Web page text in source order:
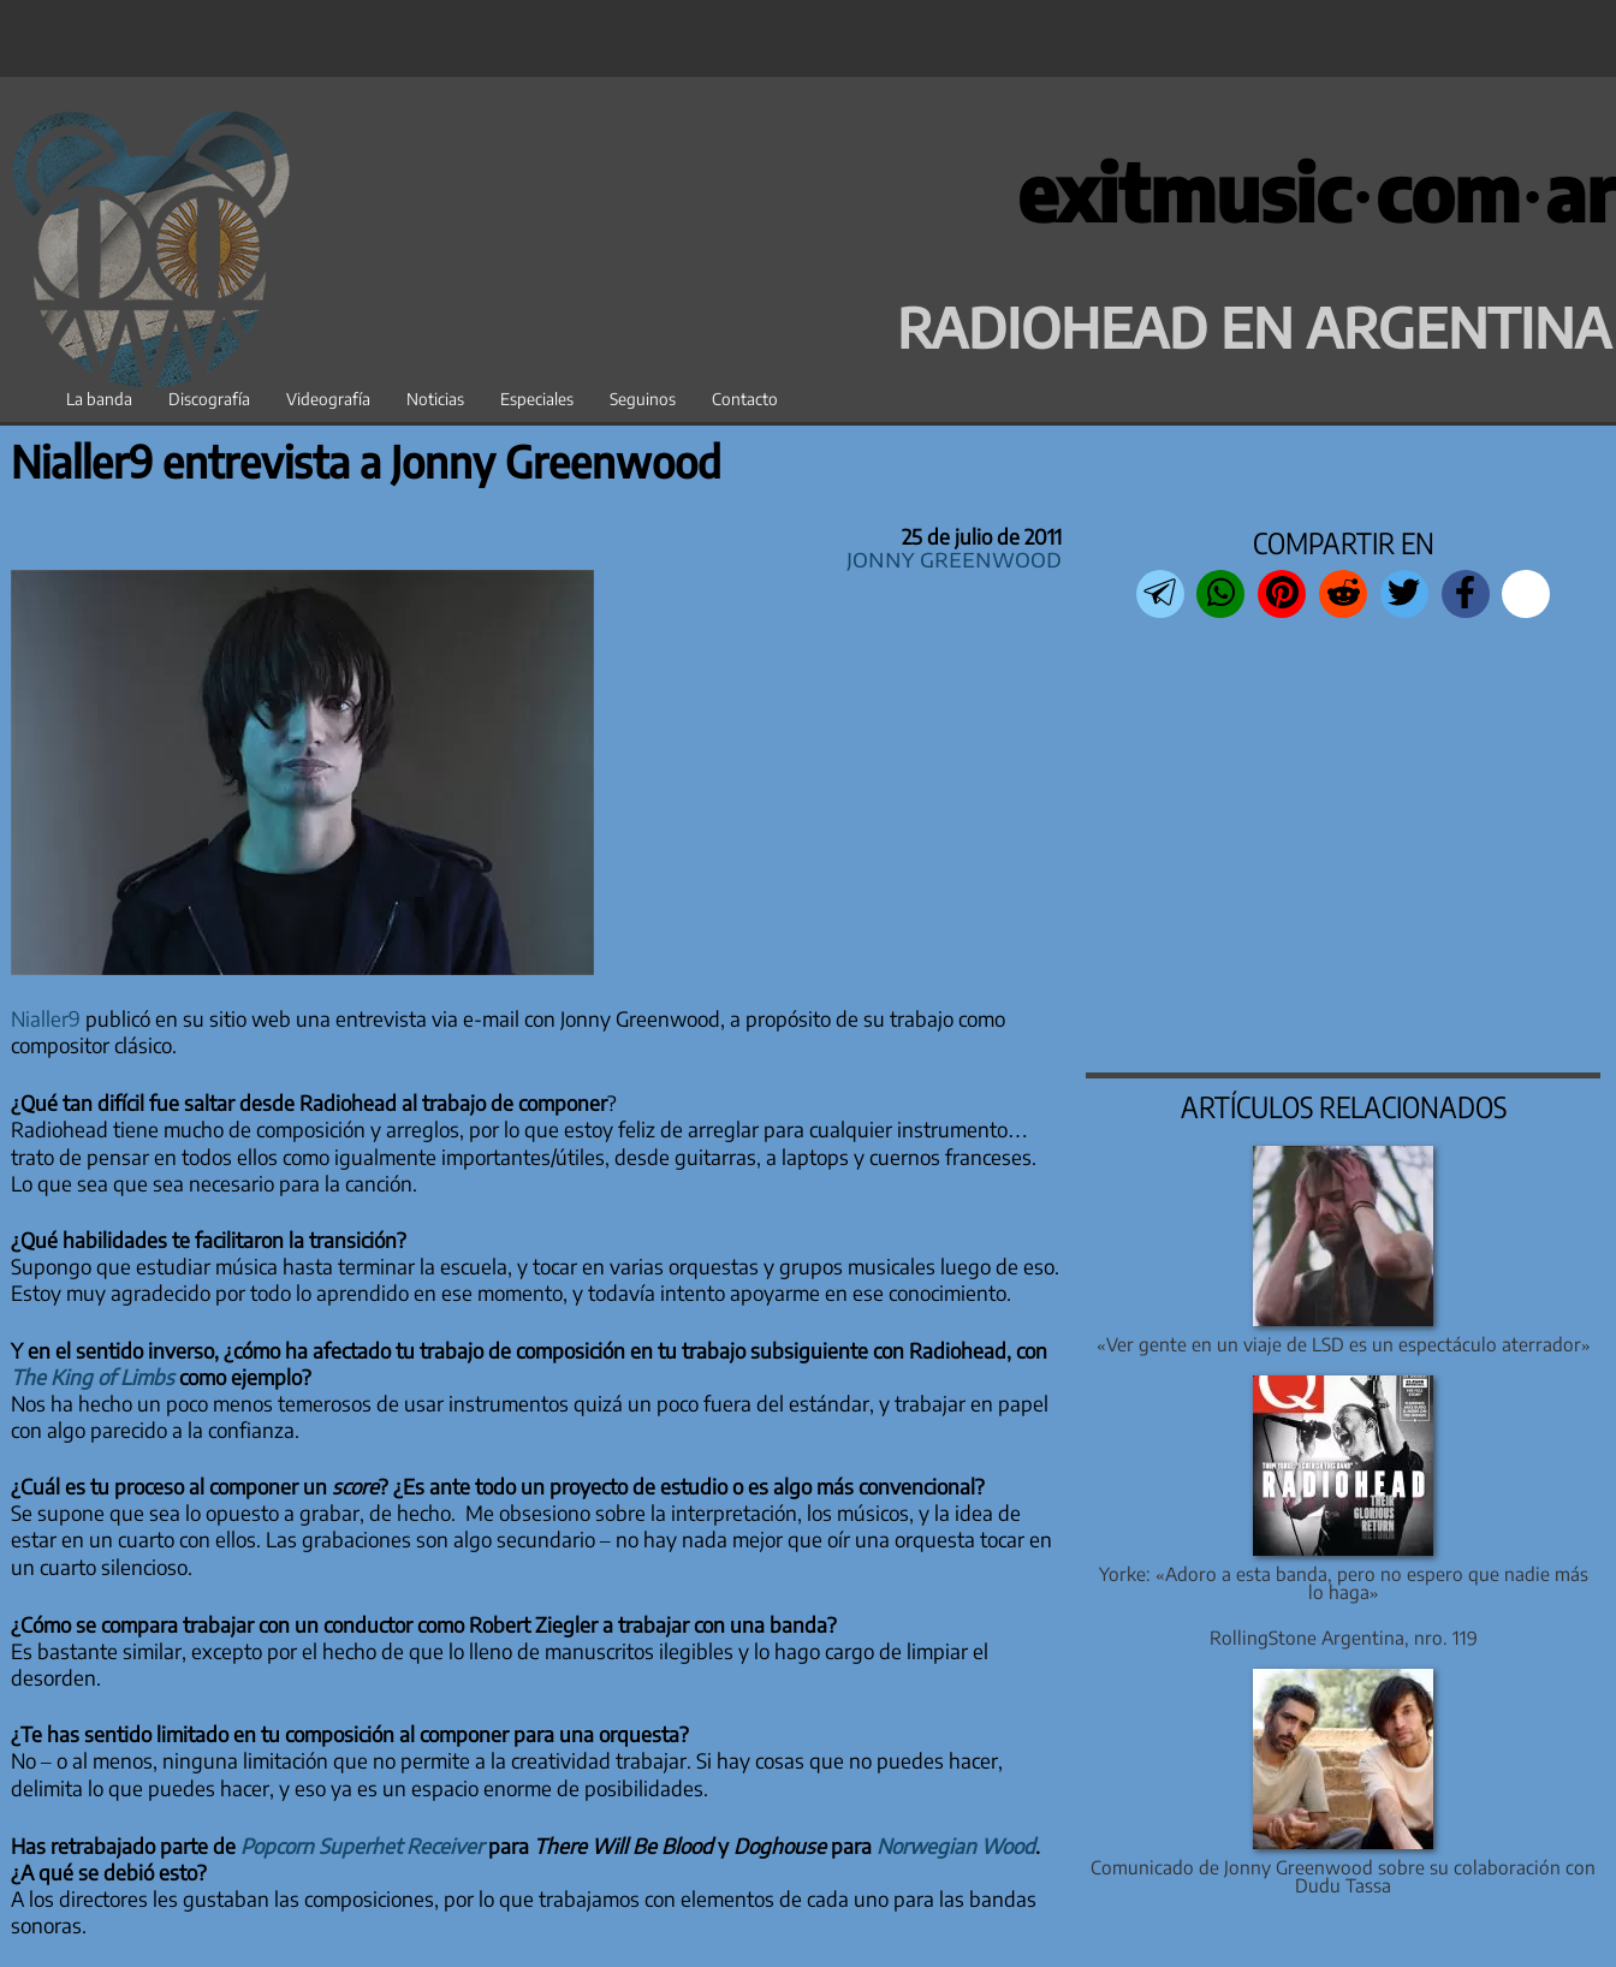
contenido
exitmusic·com·ar
RADIOHEAD EN ARGENTINA
La banda Discografía Videografía Noticias Especiales Seguinos Contacto
Nialler9 entrevista a Jonny Greenwood
25 de julio de 2011
Jonny Greenwood
Nialler9 publicó en su sitio web una entrevista via e-mail con Jonny Greenwood, a propósito de su trabajo como
compositor clásico.
¿Qué tan difícil fue saltar desde Radiohead al trabajo de componer?
Radiohead tiene mucho de composición y arreglos, por lo que estoy feliz de arreglar para cualquier instrumento…
trato de pensar en todos ellos como igualmente importantes/útiles, desde guitarras, a laptops y cuernos franceses.
Lo que sea que sea necesario para la canción.
¿Qué habilidades te facilitaron la transición?
Supongo que estudiar música hasta terminar la escuela, y tocar en varias orquestas y grupos musicales luego de eso.
Estoy muy agradecido por todo lo aprendido en ese momento, y todavía intento apoyarme en ese conocimiento.
Y en el sentido inverso, ¿cómo ha afectado tu trabajo de composición en tu trabajo subsiguiente con Radiohead, con
The King of Limbscomo ejemplo?
Nos ha hecho un poco menos temerosos de usar instrumentos quizá un poco fuera del estándar, y trabajar en papel
con algo parecido a la confianza.
¿Cuál es tu proceso al componer un score? ¿Es ante todo un proyecto de estudio o es algo más convencional?
Se supone que sea lo opuesto a grabar, de hecho. Me obsesiono sobre la interpretación, los músicos, y la idea de
estar en un cuarto con ellos. Las grabaciones son algo secundario – no hay nada mejor que oír una orquesta tocar en
un cuarto silencioso.
¿Cómo se compara trabajar con un conductor como Robert Ziegler a trabajar con una banda?
Es bastante similar, excepto por el hecho de que lo lleno de manuscritos ilegibles y lo hago cargo de limpiar el
desorden.
¿Te has sentido limitado en tu composición al componer para una orquesta?
No – o al menos, ninguna limitación que no permite a la creatividad trabajar. Si hay cosas que no puedes hacer,
delimita lo que puedes hacer, y eso ya es un espacio enorme de posibilidades.
Has retrabajado parte de Popcorn Superhet Receiverpara There Will Be BloodyDoghousepara Norwegian Wood.
¿A qué se debió esto?
A los directores les gustaban las composiciones, por lo que trabajamos con elementos de cada uno para las bandas
sonoras.
COMPARTIR EN
ARTÍCULOS RELACIONADOS
«Ver gente en un viaje de LSD es un espectáculo aterrador»
Yorke: «Adoro a esta banda, pero no espero que nadie más
lo haga»
RollingStone Argentina, nro. 119
Comunicado de Jonny Greenwood sobre su colaboración con
Dudu Tassa